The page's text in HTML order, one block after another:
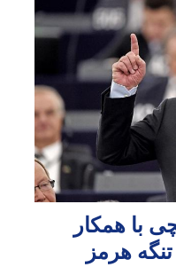
با همکار
تنگه هرمز